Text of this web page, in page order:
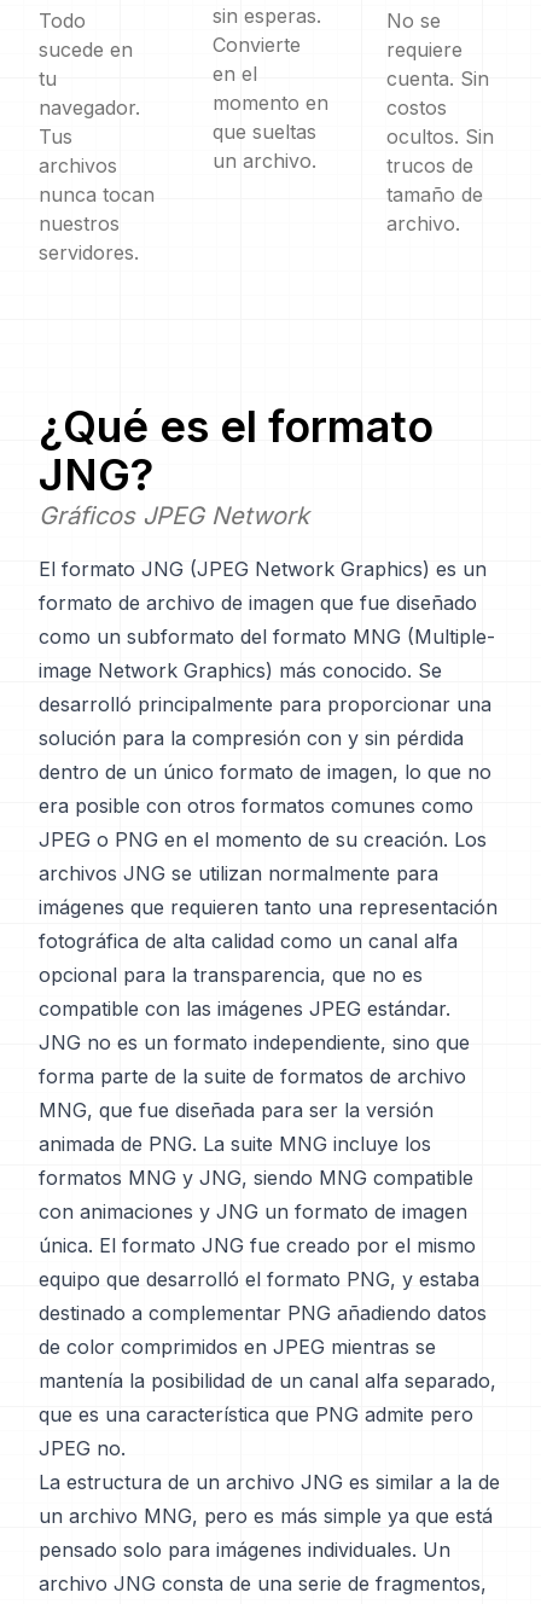
Todo
sucede en
tu
navegador.
Tus
archivos
nunca tocan
nuestros
servidores.
sin esperas.
Convierte
en el
momento en
que sueltas
un archivo.
No se
requiere
cuenta. Sin
costos
ocultos. Sin
trucos de
tamaño de
archivo.
¿Qué es el formato
JNG?
Gráficos JPEG Network
El formato JNG (JPEG Network Graphics) es un
formato de archivo de imagen que fue diseñado
como un subformato del formato MNG (Multiple-
image Network Graphics) más conocido. Se
desarrolló principalmente para proporcionar una
solución para la compresión con y sin pérdida
dentro de un único formato de imagen, lo que no
era posible con otros formatos comunes como
JPEG o PNG en el momento de su creación. Los
archivos JNG se utilizan normalmente para
imágenes que requieren tanto una representación
fotográfica de alta calidad como un canal alfa
opcional para la transparencia, que no es
compatible con las imágenes JPEG estándar.
JNG no es un formato independiente, sino que
forma parte de la suite de formatos de archivo
MNG, que fue diseñada para ser la versión
animada de PNG. La suite MNG incluye los
formatos MNG y JNG, siendo MNG compatible
con animaciones y JNG un formato de imagen
única. El formato JNG fue creado por el mismo
equipo que desarrolló el formato PNG, y estaba
destinado a complementar PNG añadiendo datos
de color comprimidos en JPEG mientras se
mantenía la posibilidad de un canal alfa separado,
que es una característica que PNG admite pero
JPEG no.
La estructura de un archivo JNG es similar a la de
un archivo MNG, pero es más simple ya que está
pensado solo para imágenes individuales. Un
archivo JNG consta de una serie de fragmentos,